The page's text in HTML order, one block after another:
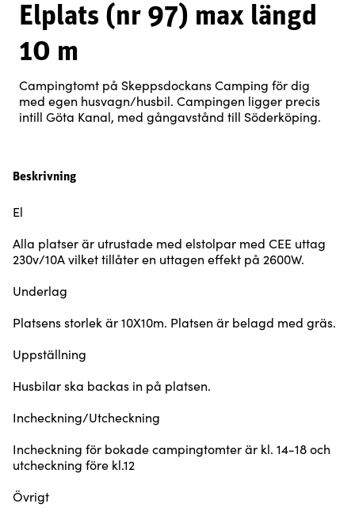
Elplats (nr 97) max längd
10 m
Campingtomt på Skeppsdockans Camping för dig
med egen husvagn/husbil. Campingen ligger precis
intill Göta Kanal, med gångavstånd till Söderköping.
Beskrivning
El
Alla platser är utrustade med elstolpar med CEE uttag
230v/10A vilket tillåter en uttagen effekt på 2600W.
Underlag
Platsens storlek är 10X10m. Platsen är belagd med gräs.
Uppställning
Husbilar ska backas in på platsen.
Incheckning/Utcheckning
Incheckning för bokade campingtomter är kl. 14-18 och
utcheckning före kl.12
Övrigt